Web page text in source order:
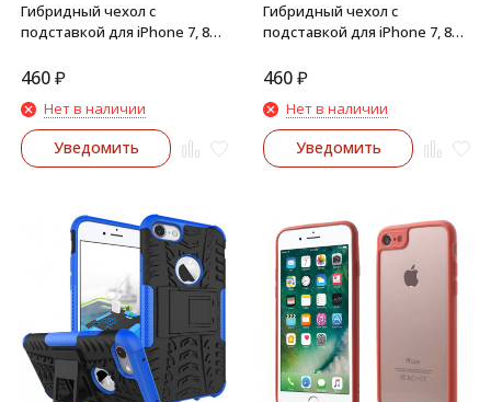
Гибридный чехол с
подставкой для iPhone 7, 8
460₽
Нет в наличии
Уведомить
Гибридный чехол с
подставкой для iPhone 7, 8
460₽
Нет в наличии
Уведомить